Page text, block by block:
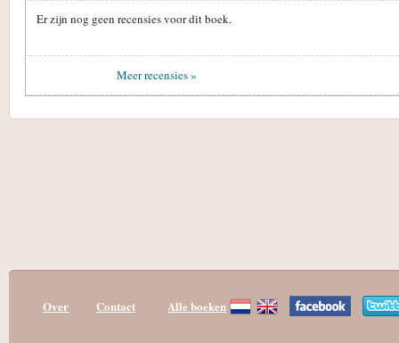
Er zijn nog geen recensies voor dit boek.
Meer recensies »
Over Contact Alle boeken